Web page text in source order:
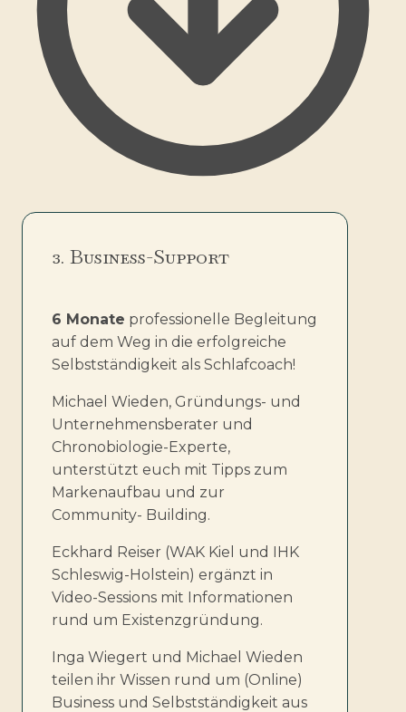
3. Business-Support
6 Monate professionelle Begleitung
auf dem Weg in die erfolgreiche
Selbstständigkeit als Schlafcoach!
Michael Wieden, Gründungs- und
Unternehmensberater und
Chronobiologie-Experte,
unterstützt euch mit Tipps zum
Markenaufbau und zur
Community- Building.
Eckhard Reiser (WAK Kiel und IHK
Schleswig-Holstein) ergänzt in
Video-Sessions mit Informationen
rund um Existenzgründung.
Inga Wiegert und Michael Wieden
teilen ihr Wissen rund um (Online)
Business und Selbstständigkeit aus